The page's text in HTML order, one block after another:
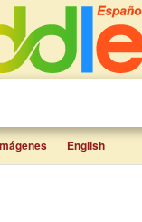
English